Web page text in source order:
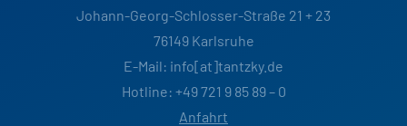
Johann-Georg-Schlosser-Straße 21 + 23
76149 Karlsruhe
E-Mail: info[at]tantzky.de
Hotline: +49 721 9 85 89 – 0
Anfahrt